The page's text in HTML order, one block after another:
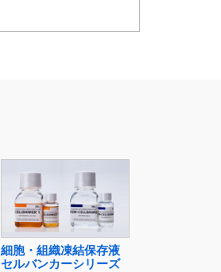
細胞・組織凍結保存液
セルバンカーシリーズ